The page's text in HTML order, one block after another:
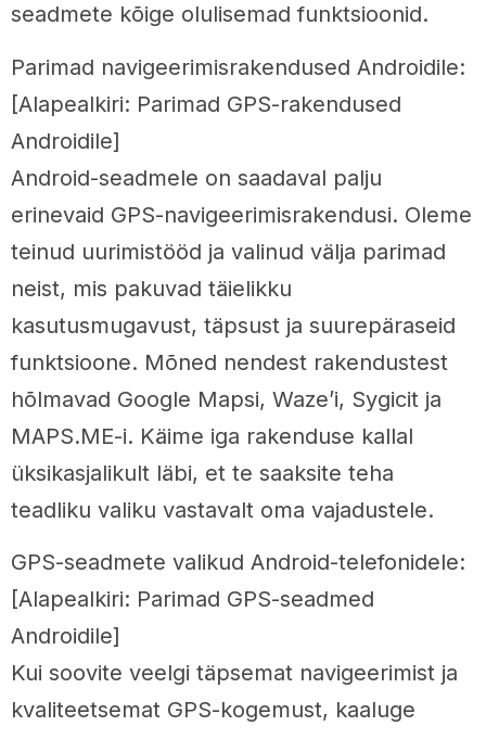
seadmete kõige olulisemad funktsioonid.
Parimad navigeerimisrakendused Androidile:
[Alapealkiri: Parimad GPS-rakendused
Androidile]
Android-seadmele on saadaval palju
erinevaid GPS-navigeerimisrakendusi. Oleme
teinud uurimistööd ja valinud välja parimad
neist, mis pakuvad täielikku
kasutusmugavust, täpsust ja suurepäraseid
funktsioone. Mõned nendest rakendustest
hõlmavad Google Mapsi, Waze’i, Sygicit ja
MAPS.ME-i. Käime iga rakenduse kallal
üksikasjalikult läbi, et te saaksite teha
teadliku valiku vastavalt oma vajadustele.
GPS-seadmete valikud Android-telefonidele:
[Alapealkiri: Parimad GPS-seadmed
Androidile]
Kui soovite veelgi täpsemat navigeerimist ja
kvaliteetsemat GPS-kogemust, kaaluge